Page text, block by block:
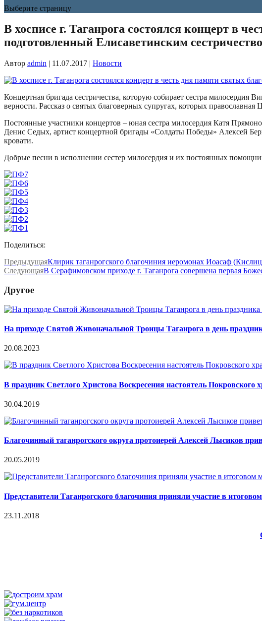
Выберите страницу
В хосписе г. Таганрога состоялся концерт в
подготовленный Елисаветинским
Автор admin | 11.07.2017 | Новости
Концертная бригада сестричества, которую собирает сестра
верности. Рассказ о святых благоверных супругах, которых
Постоянные участники концертов – юная сестра милосердия Катя
Денис Седых, артист концертной бригады «Солдаты Победы» Алексей
кровати.
Добрые песни в исполнении сестер милосердия и их постоянных
Поделиться:
ПредыдущаяКлирик таганрогского благочиния иеромонах Иоасаф
СледующаяВ Серафимовском приходе г. Таганрога совершена первая
Другое
На приходе Святой Живоначальной Троицы Таганрога в день
20.08.2023
В праздник Светлого Христова Воскресения настоятель Покровского
30.04.2019
Благочинный таганрогского округа протоиерей Алексей Лысиков
20.05.2019
Представители Таганрогского благочиния приняли участие в
23.11.2018